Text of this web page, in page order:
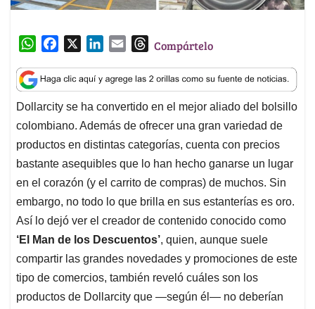
W
a
t
s
A
p
p
c
e
b
o
o
k
n
k
e
d
I
n
a
i
l
T
r
e
a
d
s
Compártelo
Dollarcity se ha convertido en el mejor aliado del bolsillo
colombiano. Además de ofrecer una gran variedad de
productos en distintas categorías, cuenta con precios
bastante asequibles que lo han hecho ganarse un lugar
en el corazón (y el carrito de compras) de muchos. Sin
embargo, no todo lo que brilla en sus estanterías es oro.
Así lo dejó ver el creador de contenido conocido como
‘El Man de los Descuentos’, quien, aunque suele
compartir las grandes novedades y promociones de este
tipo de comercios, también reveló cuáles son los
productos de Dollarcity que —según él— no deberían